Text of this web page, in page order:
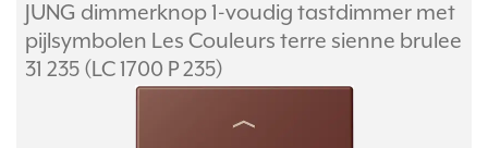
JUNG dimmerknop 1-voudig tastdimmer met
pijlsymbolen Les Couleurs terre sienne brulee
31 235 (LC 1700 P 235)